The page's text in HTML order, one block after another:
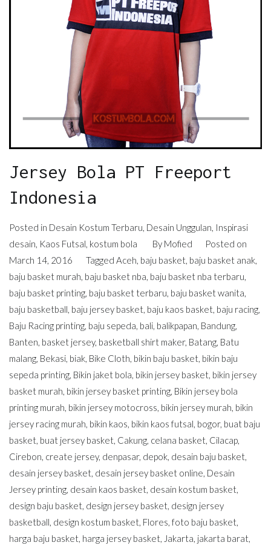
Jersey Bola PT Freeport
Indonesia
Posted in Desain Kostum Terbaru, Desain Unggulan, Inspirasi
desain, Kaos Futsal, kostum bola By Mofied
Posted on
March 14, 2016
Tagged Aceh, baju basket, baju basket anak,
baju basket murah, baju basket nba, baju basket nba terbaru,
baju basket printing, baju basket terbaru, baju basket wanita,
baju basketball, baju jersey basket, baju kaos basket, baju racing,
Baju Racing printing, baju sepeda, bali, balikpapan, Bandung,
Banten, basket jersey, basketball shirt maker, Batang, Batu
malang, Bekasi, biak, Bike Cloth, bikin baju basket, bikin baju
sepeda printing, Bikin jaket bola, bikin jersey basket, bikin jersey
basket murah, bikin jersey basket printing, Bikin jersey bola
printing murah, bikin jersey motocross, bikin jersey murah, bikin
jersey racing murah, bikin kaos, bikin kaos futsal, bogor, buat baju
basket, buat jersey basket, Cakung, celana basket, Cilacap,
Cirebon, create jersey, denpasar, depok, desain baju basket,
desain jersey basket, desain jersey basket online, Desain
Jersey printing, desain kaos basket, desain kostum basket,
design baju basket, design jersey basket, design jersey
basketball, design kostum basket, Flores, foto baju basket,
harga baju basket, harga jersey basket, Jakarta, jakarta barat,